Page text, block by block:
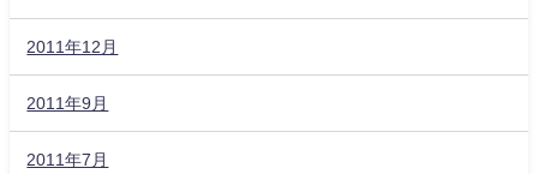
2011年12月
2011年9月
2011年7月